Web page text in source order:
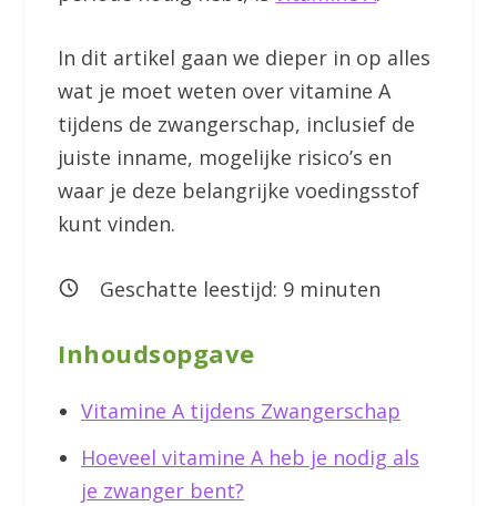
In dit artikel gaan we dieper in op alles
wat je moet weten over vitamine A
tijdens de zwangerschap, inclusief de
juiste inname, mogelijke risico’s en
waar je deze belangrijke voedingsstof
kunt vinden.
Geschatte leestijd: 9 minuten
Inhoudsopgave
Vitamine A tijdens Zwangerschap
Hoeveel vitamine A heb je nodig als
je zwanger bent?